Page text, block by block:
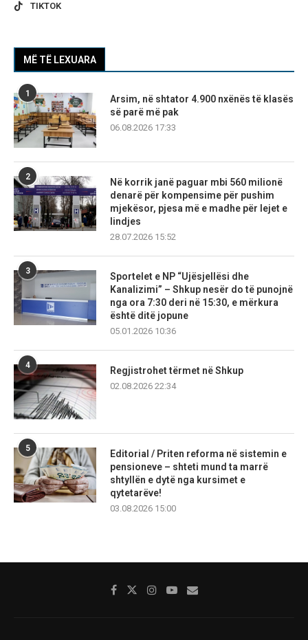
TIKTOK
MË TË LEXUARA
1
Arsim, në shtator 4.900 nxënës të klasës
së parë më pak
06.08.2026 17:33
2
Në korrik janë paguar mbi 560 milionë
denarë për kompensime për pushim
mjekësor, pjesa më e madhe për lejet e
lindjes
28.07.2026 15:52
3
Sportelet e NP “Ujësjellësi dhe
Kanalizimi” – Shkup nesër do të punojnë
nga ora 7:30 deri në 15:30, e mërkura
është ditë jopune
05.01.2026 10:36
4
Regjistrohet tërmet në Shkup
02.08.2026 22:34
5
Editorial / Priten reforma në sistemin e
pensioneve – shteti mund ta marrë
shtyllën e dytë nga kursimet e
qytetarëve!
03.08.2026 15:00